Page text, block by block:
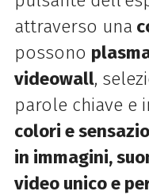
attraverso una
possono
videowall,
parole chiave e
colori e
in immagini,
video unico e